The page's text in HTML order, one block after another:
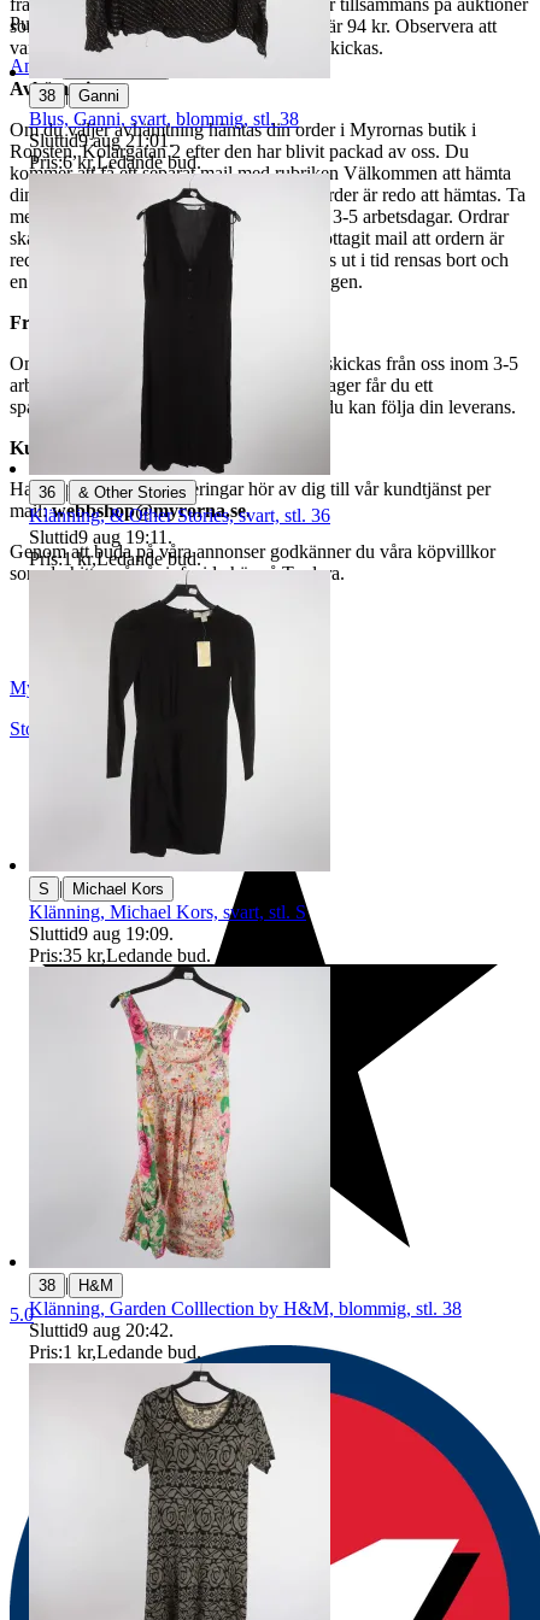
fraktpriset. Vi samfraktar upp till fyra varor tillsammans på auktioner
som avslutas samma dag. Samfraktspriset är 94 kr. Observera att
varor märkta endast avhämtning inte kan skickas.
Avhämtning
Om du väljer avhämtning hämtas din order i Myrornas butik i
Ropsten, Kolargatan 2 efter den har blivit packad av oss. Du
kommer att få ett separat mail med rubriken Välkommen att hämta
din order på Myrorna i Ropsten! när din order är redo att hämtas. Ta
med legitimation. Hanteringstiden är cirka 3-5 arbetsdagar. Ordrar
ska hämtas senast 7 dagar efter att man mottagit mail att ordern är
redo för avhämtning. Ordrar som ej hämtas ut i tid rensas bort och
en avgift på 84 kr dras av från återbetalningen.
Frakt
Om du har valt frakt kommer din vara att skickas från oss inom 3-5
arbetsdagar. När din vara har lämnat vårt lager får du ett
spårningsnummer av DSV inom kort där du kan följa din leverans.
Kundservice
Har du frågor eller funderingar hör av dig till vår kundtjänst per
mail:webbshop@myrorna.se.
Genom att buda på våra annonser godkänner du våra köpvillkor
som du hittar på vår infosida här på Tradera.
Publicerad 8 maj 18:24
Anmäl
Myrorna
Stockholm
Sverige
5.0
38 | Ganni
Blus, Ganni, svart, blommig, stl. 38
Sluttid9 aug 21:01.
Pris:6 kr,Ledande bud.
36 | & Other Stories
Klänning, & Other Stories, svart, stl. 36
Sluttid9 aug 19:11 .
Pris:1 kr,Ledande bud.
S | Michael Kors
Klänning, Michael Kors, svart, stl. S
Sluttid9 aug 19:09.
Pris:35 kr,Ledande bud.
38 | H&M
Klänning, Garden Colllection by H&M, blommig, stl. 38
Sluttid9 aug 20:42.
Pris:1 kr,Ledande bud.